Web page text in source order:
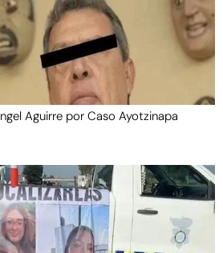
Aguirre por Caso Ayotzinapa